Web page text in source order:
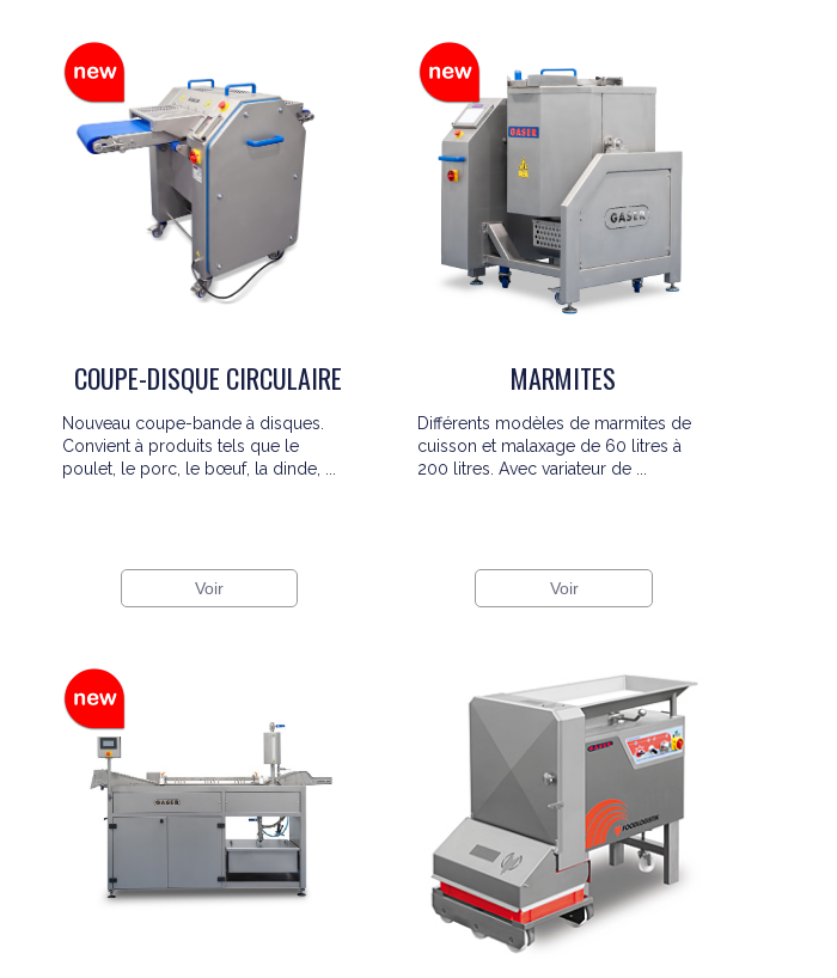
COUPE-DISQUE CIRCULAIRE
Nouveau coupe-bande à disques.
Convient à produits tels que le
poulet, le porc, le bœuf, la dinde, ...
Voir
MARMITES
Différents modèles de marmites de
cuisson et malaxage de 60 litres à
200 litres. Avec variateur de ...
Voir